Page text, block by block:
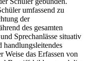
umfassend zu
der
des gesamten
Sprechanlässe situativ
handlungsleitendes
Weise das Erfassen von